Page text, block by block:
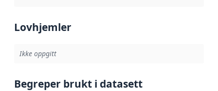
Lovhjemler
Ikke oppgitt
Begreper brukt i datasett